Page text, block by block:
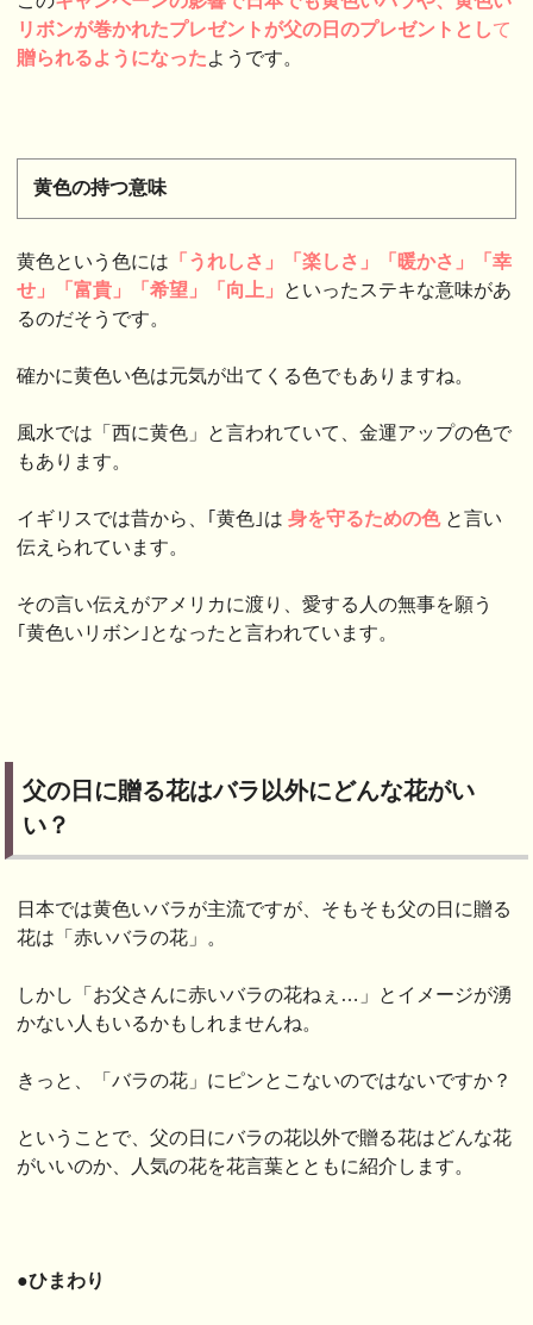
リボンが巻かれたプレゼントが父の日のプレゼントとして
贈られるようになったようです。
黄色の持つ意味
黄色という色には 「うれしさ」「楽しさ」「暖かさ」「幸
せ」「富貴」「希望」「向上」 といったステキな意味があ
るのだそうです。
確かに黄色い色は元気が出てくる色でもありますね。
風水では「西に黄色」と言われていて、金運アップの色で
もあります。
イギリスでは昔から、｢黄色｣は身を守るための色と言い
伝えられています。
その言い伝えがアメリカに渡り、愛する人の無事を願う
｢黄色いリボン｣となったと言われています。
父の日に贈る花はバラ以外にどんな花がい
い？
日本では黄色いバラが主流ですが、そもそも父の日に贈る
花は「赤いバラの花」。
しかし「お父さんに赤いバラの花ねぇ…」とイメージが湧
かない人もいるかもしれませんね。
きっと、「バラの花」にピンとこないのではないですか？
ということで、父の日にバラの花以外で贈る花はどんな花
がいいのか、人気の花を花言葉とともに紹介します。
●ひまわり